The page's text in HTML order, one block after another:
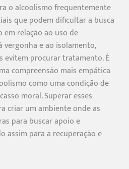
o alcoolismo frequentemente
que podem dificultar a busca
em relação ao uso de
vergonha e ao isolamento,
evitem procurar tratamento. É
compreensão mais empática
como uma condição de
moral. Superar esses
criar um ambiente onde as
para buscar apoio e
para a recuperação e